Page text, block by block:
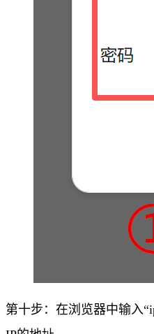
第十步：在浏览器中输入